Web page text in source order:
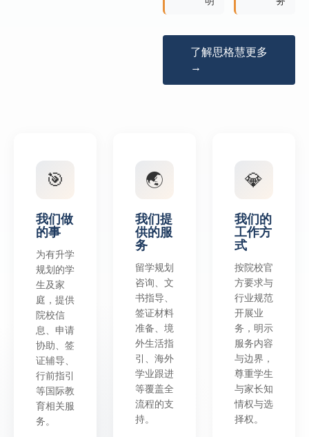
了解思格慧更多
→
🎯
我们做
的事
为有升学
规划的学
生及家
庭，提供
院校信
息、申请
协助、签
证辅导、
行前指引
等国际教
育相关服
务。
🌏
我们提
供的服
务
留学规划
咨询、文
书指导、
签证材料
准备、境
外生活指
引、海外
学业跟进
等覆盖全
流程的支
持。
💎
我们的
工作方
式
按院校官
方要求与
行业规范
开展业
务，明示
服务内容
与边界，
尊重学生
与家长知
情权与选
择权。